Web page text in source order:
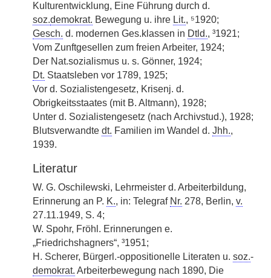
Kulturentwicklung, Eine Führung durch d.
soz.demokrat. Bewegung u. ihre Lit., ⁵1920;
Gesch. d. modernen Ges.klassen in Dtld., ³1921;
Vom Zunftgesellen zum freien Arbeiter, 1924;
Der Nat.sozialismus u. s. Gönner, 1924;
Dt. Staatsleben vor 1789, 1925;
Vor d. Sozialistengesetz, Krisenj. d.
Obrigkeitsstaates (mit B. Altmann), 1928;
Unter d. Sozialistengesetz (nach Archivstud.), 1928;
Blutsverwandte dt. Familien im Wandel d. Jhh.,
1939.
Literatur
W. G. Oschilewski, Lehrmeister d. Arbeiterbildung,
Erinnerung an P. K., in: Telegraf Nr. 278, Berlin, v.
27.11.1949, S. 4;
W. Spohr, Fröhl. Erinnerungen e.
„Friedrichshagners“, ³1951;
H. Scherer, Bürgerl.-oppositionelle Literaten u. soz.-
demokrat. Arbeiterbewegung nach 1890, Die